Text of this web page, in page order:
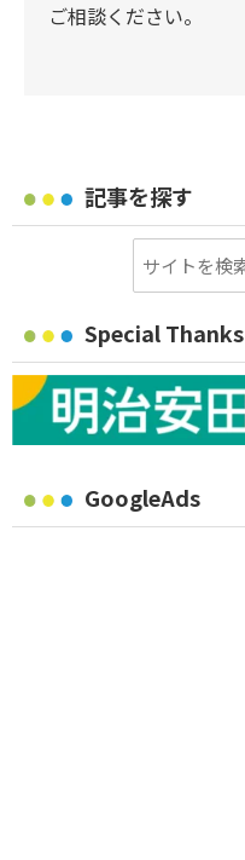
ご相談ください。
記事を探す
Special Thanks
GoogleAds